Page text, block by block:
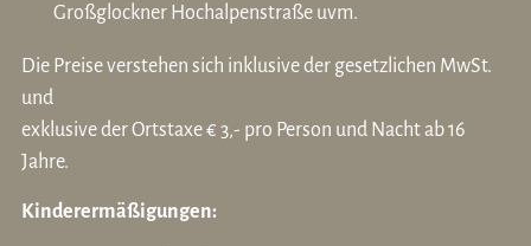
Großglockner Hochalpenstraße uvm.
Die Preise verstehen sich inklusive der gesetzlichen MwSt.
und
exklusive der Ortstaxe € 3,- pro Person und Nacht ab 16
Jahre.
Kinderermäßigungen: